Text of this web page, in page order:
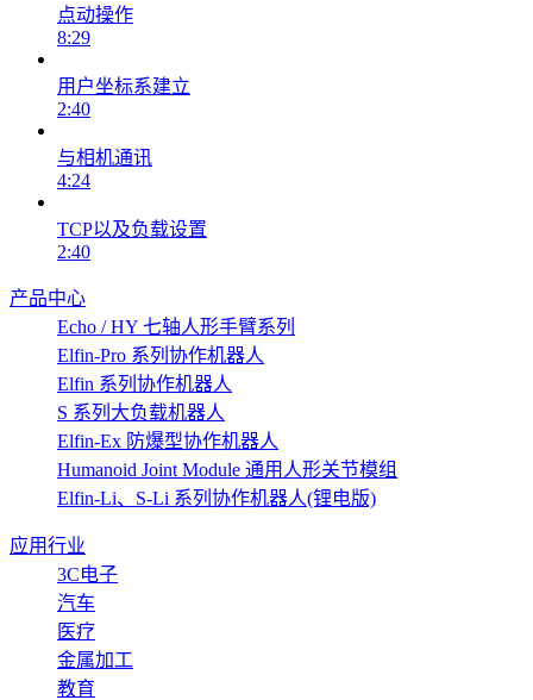
点动操作
8:29
用户坐标系建立
2:40
与相机通讯
4:24
TCP以及负载设置
2:40
产品中心
Echo / HY 七轴人形手臂系列
Elfin-Pro 系列协作机器人
Elfin 系列协作机器人
S 系列大负载机器人
Elfin-Ex 防爆型协作机器人
Humanoid Joint Module 通用人形关节模组
Elfin-Li、S-Li 系列协作机器人(锂电版)
应用行业
3C电子
汽车
医疗
金属加工
教育